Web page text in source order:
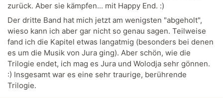
zurück. Aber sie kämpfen... mit Happy End. :)
Der dritte Band hat mich jetzt am wenigsten "abgeholt",
wieso kann ich aber gar nicht so genau sagen. Teilweise
fand ich die Kapitel etwas langatmig (besonders bei denen
es um die Musik von Jura ging). Aber schön, wie die
Trilogie endet, ich mag es Jura und Wolodja sehr gönnen.
:) Insgesamt war es eine sehr traurige, berührende
Trilogie.